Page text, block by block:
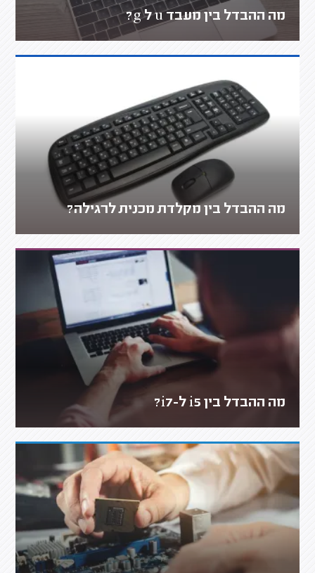
מה ההבדל בין מעבד u ל g?
מה ההבדל בין מקלדת מכנית לרגילה?
מה ההבדל בין i5 ל-i7?